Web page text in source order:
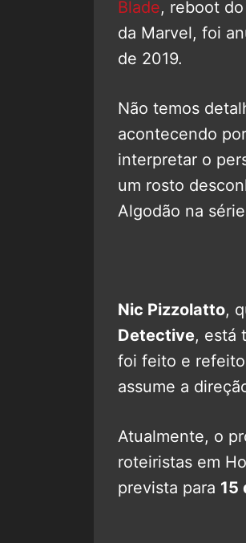
Blade, reboot
da Marvel, foi
de 2019.
Não temos
acontecendo
interpretar o
um rosto
Algodão na
Nic Pizzolatto,
Detective, está
foi feito e
assume a
Atualmente, o
roteiristas em
prevista para 15